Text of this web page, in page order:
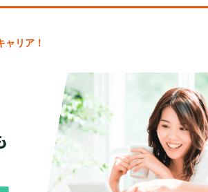
リア！